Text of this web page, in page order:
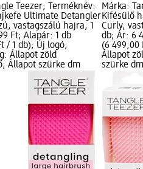
Teezer; Terméknév:
Ultimate Detangler
vastagszálú hajra, 1
Ft; Alapár: 1 db
/ 1 db); Új logó;
Állapot zöld
Állapot szürke dm
Márka:
Kifésülő
Curly,
db; Ár: 6
(6 499,00
Állapot
szürke